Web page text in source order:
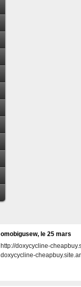
omobigusew, le 25 mars
http://doxycycline-
doxycycline-